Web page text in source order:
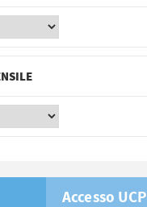
Accesso UCP